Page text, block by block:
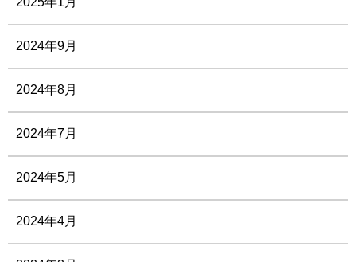
2024年9月
2024年8月
2024年7月
2024年5月
2024年4月